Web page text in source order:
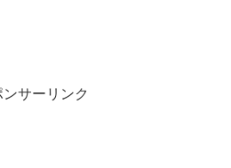
ンサーリンク